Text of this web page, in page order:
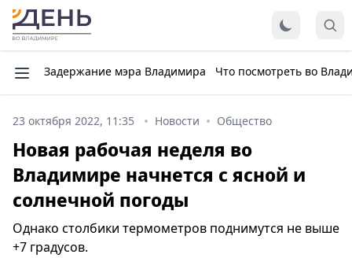
Задержание мэра Владимира Что посмотреть во
23 октября 2022, 11:35 Новости Общество
Новая рабочая неделя во
Владимире начнется с ясной и
солнечной погоды
Однако столбики термометров поднимутся не выше
+7 градусов.